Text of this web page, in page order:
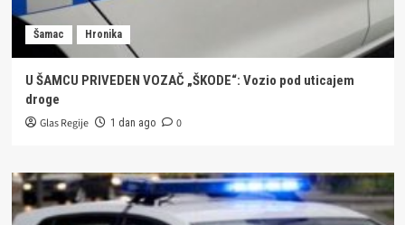
Šamac Hronika
U ŠAMCU PRIVEDEN VOZAČ „ŠKODE“: Vozio pod uticajem
droge
Glas Regije 1 dan ago 0